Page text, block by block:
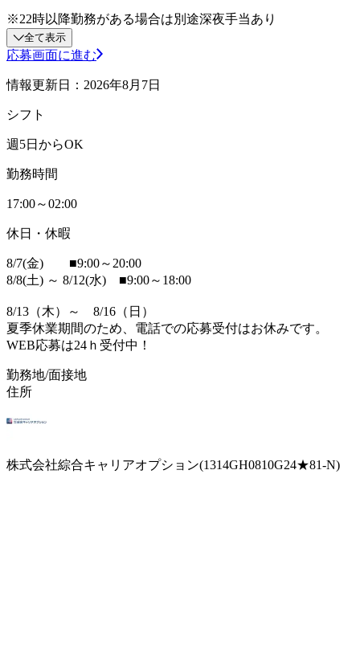
※22時以降勤務がある場合は別途深夜手当あり
全て表示
応募画面に進む
情報更新日：2026年8月7日
シフト
週5日からOK
勤務時間
17:00～02:00
休日・休暇
8/7(金) ■9:00～20:00
8/8(土) ～ 8/12(水) ■9:00～18:00
8/13（木）～ 8/16（日）
夏季休業期間のため、電話での応募受付はお休みです。
WEB応募は24ｈ受付中！
勤務地/面接地
住所
株式会社綜合キャリアオプション(1314GH0810G24★81-N)